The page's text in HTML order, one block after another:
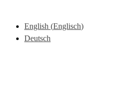
English (Englisch)
Deutsch